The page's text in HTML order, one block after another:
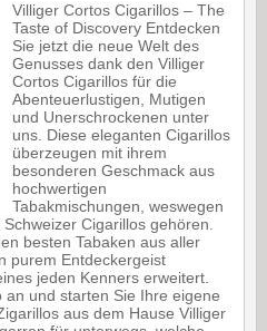
Villiger Cortos Cigarillos – The
Taste of Discovery Entdecken
Sie jetzt die neue Welt des
Genusses dank den Villiger
Cortos Cigarillos für die
Abenteuerlustigen, Mutigen
und Unerschrockenen unter
uns. Diese eleganten Cigarillos
überzeugen mit ihrem
besonderen Geschmack aus
hochwertigen
Tabakmischungen, weswegen
Cigarillos gehören.
besten Tabaken aus aller
purem Entdeckergeist
jeden Kenners erweitert.
und starten Sie Ihre eigene
aus dem Hause Villiger